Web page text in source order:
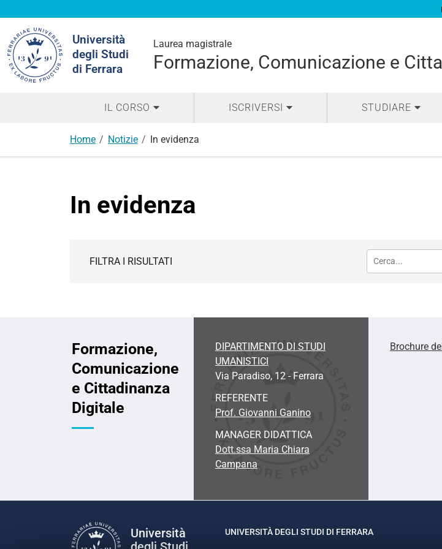
Università
degli Studi
di Ferrara
Laurea magistrale
Formazione, Comunicazione e
nel
sito
IL CORSO ISCRIVERSI STUDIARE
Home Notizie In evidenza
In evidenza
FILTRA I RISULTATI
Formazione,
Comunicazione
e Cittadinanza
Digitale
DIPARTIMENTO DI STUDI
UMANISTICI
Via Paradiso, 12 - Ferrara
REFERENTE
Prof. Giovanni Ganino
MANAGER DIDATTICA
Dott.ssa Maria Chiara
Campana
Brochure
Università
UNIVERSITÀ DEGLI STUDI DI FERRARA